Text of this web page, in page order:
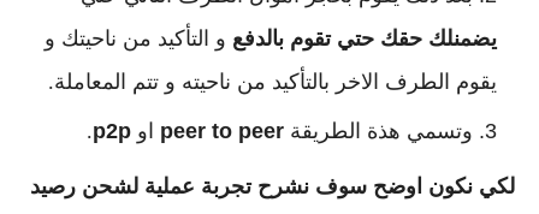
يضمنلك حقك حتي تقوم بالدفع و التأكيد من ناحيتك و
يقوم الطرف الاخر بالتأكيد من ناحيته و تتم المعاملة.
وتسمي هذة الطريقة peer to peer او p2p
.
لكي نكون اوضح سوف نشرح تجربة عملية لشحن رصيد